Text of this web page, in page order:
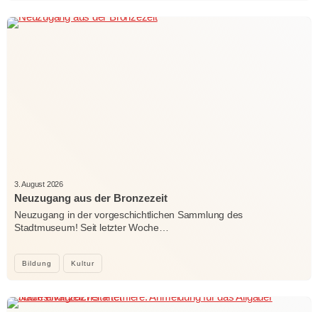
Bildung Kultur
3. August 2026
Neuzugang aus der Bronzezeit
Neuzugang in der vorgeschichtlichen Sammlung des
Stadtmuseum! Seit letzter Woche…